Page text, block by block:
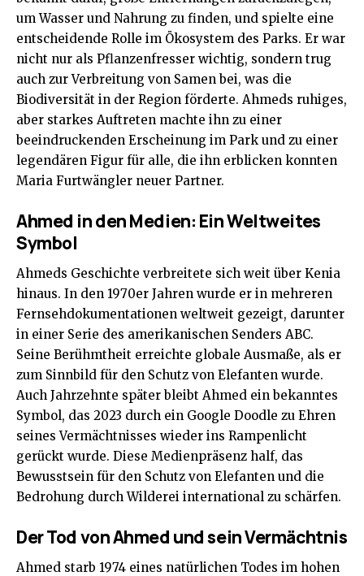
um Wasser und Nahrung zu finden, und spielte eine
entscheidende Rolle im Ökosystem des Parks. Er war
nicht nur als Pflanzenfresser wichtig, sondern trug
auch zur Verbreitung von Samen bei, was die
Biodiversität in der Region förderte. Ahmeds ruhiges,
aber starkes Auftreten machte ihn zu einer
beeindruckenden Erscheinung im Park und zu einer
legendären Figur für alle, die ihn erblicken konnten
Maria Furtwängler neuer Partner.
Ahmed in den Medien: Ein Weltweites
Symbol
Ahmeds Geschichte verbreitete sich weit über Kenia
hinaus. In den 1970er Jahren wurde er in mehreren
Fernsehdokumentationen weltweit gezeigt, darunter
in einer Serie des amerikanischen Senders ABC.
Seine Berühmtheit erreichte globale Ausmaße, als er
zum Sinnbild für den Schutz von Elefanten wurde.
Auch Jahrzehnte später bleibt Ahmed ein bekanntes
Symbol, das 2023 durch ein Google Doodle zu Ehren
seines Vermächtnisses wieder ins Rampenlicht
gerückt wurde. Diese Medienpräsenz half, das
Bewusstsein für den Schutz von Elefanten und die
Bedrohung durch Wilderei international zu schärfen.
Der Tod von Ahmed und sein Vermächtnis
Ahmed starb 1974 eines natürlichen Todes im hohen